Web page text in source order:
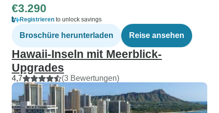
€3.290
Registrieren to unlock savings
Broschüre herunterladen Reise ansehen
Hawaii-Inseln mit Meerblick-
Upgrades
4,7 (3 Bewertungen)